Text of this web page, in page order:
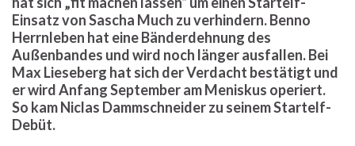
Einsatz von Sascha Much zu verhindern. Benno
Herrnleben hat eine Bänderdehnung des
Außenbandes und wird noch länger ausfallen. Bei
Max Lieseberg hat sich der Verdacht bestätigt und
er wird Anfang September am Meniskus operiert.
So kam Niclas Dammschneider zu seinem Startelf-
Debüt.